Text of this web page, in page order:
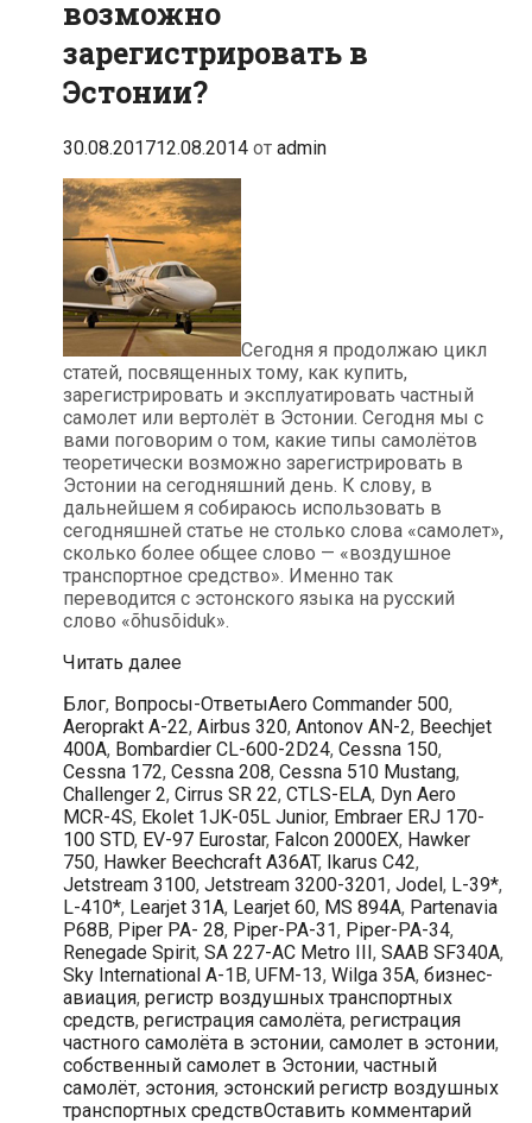
возможно
зарегистрировать в
Эстонии?
30.08.201712.08.2014 от admin
Сегодня я продолжаю цикл
статей, посвященных тому, как купить,
зарегистрировать и эксплуатировать частный
самолет или вертолёт в Эстонии. Сегодня мы с
вами поговорим о том, какие типы самолётов
теоретически возможно зарегистрировать в
Эстонии на сегодняшний день. К слову, в
дальнейшем я собираюсь использовать в
сегодняшней статье не столько слова «самолет»,
сколько более общее слово — «воздушное
транспортное средство». Именно так
переводится с эстонского языка на русский
слово «õhusõiduk».
Читать далееСамолеты
типов
возможно
зарегистрировать
в
Эстонии?
Рубрики
Блог, Вопросы-ОтветыМетки
Aero Commander 500,
Aeroprakt A-22, Airbus 320, Antonov AN-2, Beechjet
400A, Bombardier CL-600-2D24, Cessna 150,
Cessna 172, Cessna 208, Cessna 510 Mustang,
Challenger 2, Cirrus SR 22, CTLS-ELA, Dyn Aero
MCR-4S, Ekolet 1JK-05L Junior, Embraer ERJ 170-
100 STD, EV-97 Eurostar, Falcon 2000EX, Hawker
750, Hawker Beechcraft A36AT, Ikarus C42,
Jetstream 3100, Jetstream 3200-3201, Jodel, L-39*,
L-410*, Learjet 31A, Learjet 60, MS 894A, Partenavia
P68B, Piper PA- 28, Piper-PA-31, Piper-PA-34,
Renegade Spirit, SA 227-AC Metro III, SAAB SF340A,
Sky International A-1B, UFM-13, Wilga 35A, бизнес-
авиация, регистр воздушных транспортных
средств, регистрация самолёта, регистрация
частного самолёта в эстонии, самолет в эстонии,
собственный самолет в Эстонии, частный
самолёт, эстония, эстонский регистр воздушных
транспортных средствОставить комментарий